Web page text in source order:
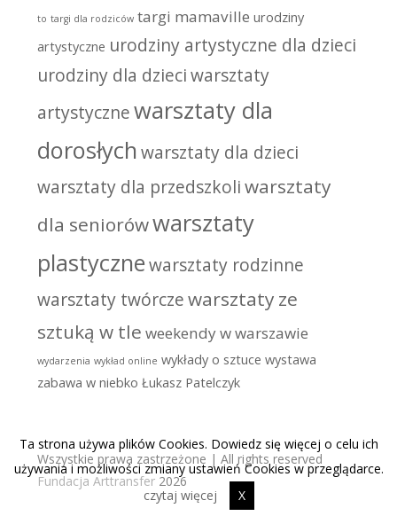
to targi dla rodziców targi mamaville urodziny
artystyczne urodziny artystyczne dla dzieci
urodziny dla dzieci warsztaty
artystyczne warsztaty dla
dorosłych warsztaty dla dzieci
warsztaty dla przedszkoli warsztaty
dla seniorówwarsztaty
plastyczne warsztaty rodzinne
warsztaty twórcze warsztaty ze
sztuką w tle weekendy w warszawie
wydarzenia wykład online wykłady o sztuce wystawa
zabawa w niebko Łukasz Patelczyk
Wszystkie prawa zastrzeżone | All rights reserved
Fundacja Arttransfer 2026
Ta strona używa plików Cookies. Dowiedz się więcej o celu ich
używania i możliwości zmiany ustawień Cookies w przeglądarce.
czytaj więcej
X